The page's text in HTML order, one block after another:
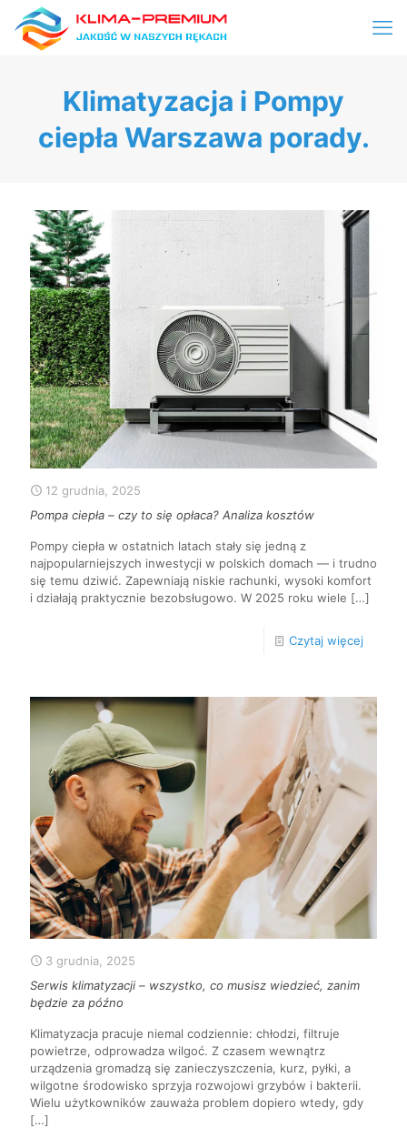
Klimatyzacja i Pompy
ciepła Warszawa porady.
12 grudnia, 2025
Pompa ciepła – czy to się opłaca? Analiza kosztów
Pompy ciepła w ostatnich latach stały się jedną z
najpopularniejszych inwestycji w polskich domach — i trudno
się temu dziwić. Zapewniają niskie rachunki, wysoki komfort
i działają praktycznie bezobsługowo. W 2025 roku wiele […]
Czytaj więcej
3 grudnia, 2025
Serwis klimatyzacji – wszystko, co musisz wiedzieć, zanim
będzie za późno
Klimatyzacja pracuje niemal codziennie: chłodzi, filtruje
powietrze, odprowadza wilgoć. Z czasem wewnątrz
urządzenia gromadzą się zanieczyszczenia, kurz, pyłki, a
wilgotne środowisko sprzyja rozwojowi grzybów i bakterii.
Wielu użytkowników zauważa problem dopiero wtedy, gdy
[…]